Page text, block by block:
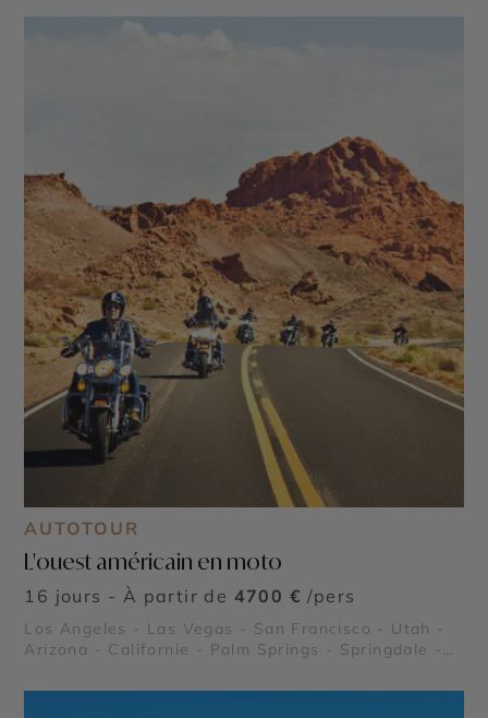
AUTOTOUR
L'ouest américain en moto
16 jours - À partir de 4700 € /pers
Los Angeles - Las Vegas - San Francisco - Utah -
Arizona - Californie - Palm Springs - Springdale -
- Lake Powell - Joshua Tree - Route 66 - Kingman